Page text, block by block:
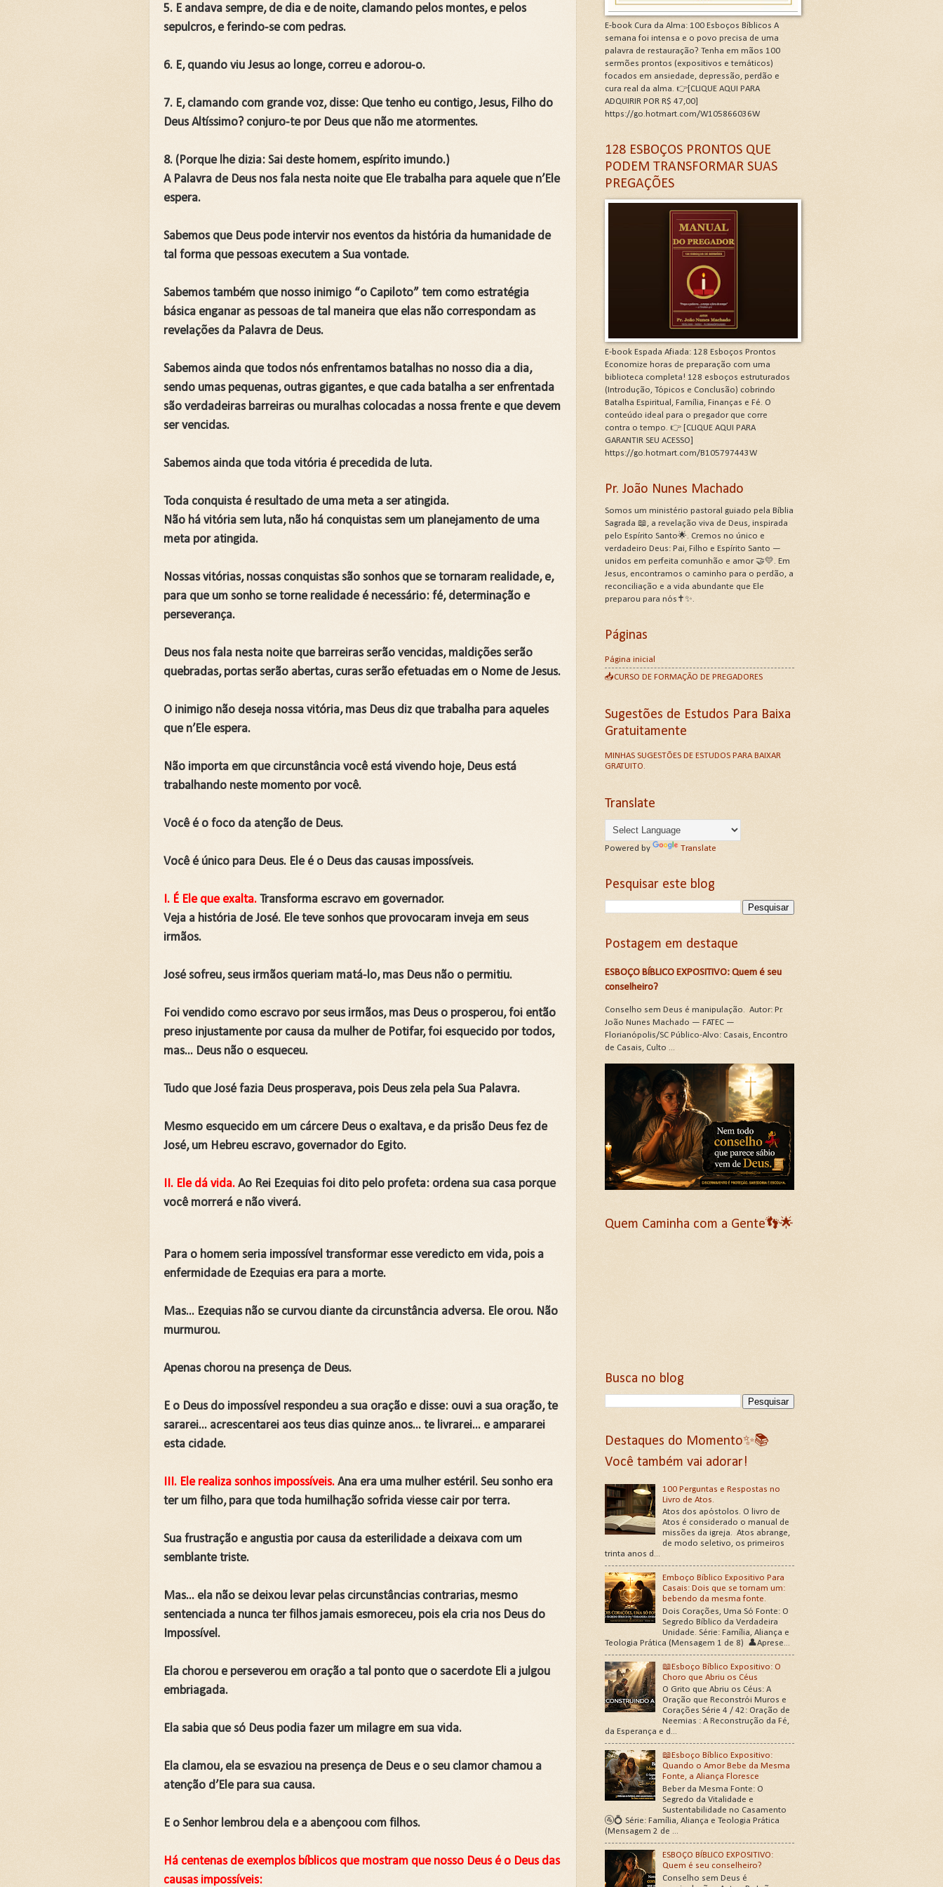
🌧️PRIMEIRA CAMPANHA: Caminhos de Gratidão e Renovação.Clique na letra G
🛡️CAMPANHA: Superando Gigantes da Alma. Clique na letra G
🌧️A IMPORTÂNCIA DA VIDA DA IGREJA PARA A EVANGELIZAÇÃO. Clique na letra G
5. E andava sempre, de dia e de noite, clamando pelos montes, e pelos
sepulcros, e ferindo-se com pedras.
6. E, quando viu Jesus ao longe, correu e adorou-o.
7. E, clamando com grande voz, disse: Que tenho eu contigo, Jesus, Filho do
Deus Altíssimo? conjuro-te por Deus que não me atormentes.
8. (Porque lhe dizia: Sai deste homem, espírito imundo.)
A Palavra de Deus nos fala nesta noite que Ele trabalha para aquele que n’Ele
espera.
Sabemos que Deus pode intervir nos eventos da história da humanidade de
tal forma que pessoas executem a Sua vontade.
Sabemos também que nosso inimigo “o Capiloto” tem como estratégia
básica enganar as pessoas de tal maneira que elas não correspondam as
revelações da Palavra de Deus.
Sabemos ainda que todos nós enfrentamos batalhas no nosso dia a dia,
sendo umas pequenas, outras gigantes, e que cada batalha a ser enfrentada
são verdadeiras barreiras ou muralhas colocadas a nossa frente e que devem
ser vencidas.
Sabemos ainda que toda vitória é precedida de luta.
Toda conquista é resultado de uma meta a ser atingida.
Não há vitória sem luta, não há conquistas sem um planejamento de uma
meta por atingida.
Nossas vitórias, nossas conquistas são sonhos que se tornaram realidade, e,
para que um sonho se torne realidade é necessário: fé, determinação e
perseverança.
Deus nos fala nesta noite que barreiras serão vencidas, maldições serão
quebradas, portas serão abertas, curas serão efetuadas em o Nome de Jesus.
O inimigo não deseja nossa vitória, mas Deus diz que trabalha para aqueles
que n’Ele espera.
Não importa em que circunstância você está vivendo hoje, Deus está
trabalhando neste momento por você.
Você é o foco da atenção de Deus.
Você é único para Deus. Ele é o Deus das causas impossíveis.
I. É Ele que exalta. Transforma escravo em governador.
Veja a história de José. Ele teve sonhos que provocaram inveja em seus
irmãos.
José sofreu, seus irmãos queriam matá-lo, mas Deus não o permitiu.
Foi vendido como escravo por seus irmãos, mas Deus o prosperou, foi então
preso injustamente por causa da mulher de Potifar, foi esquecido por todos,
mas... Deus não o esqueceu.
Tudo que José fazia Deus prosperava, pois Deus zela pela Sua Palavra.
Mesmo esquecido em um cárcere Deus o exaltava, e da prisão Deus fez de
José, um Hebreu escravo, governador do Egito.
II. Ele dá vida. Ao Rei Ezequias foi dito pelo profeta: ordena sua casa porque
você morrerá e não viverá.
Para o homem seria impossível transformar esse veredicto em vida, pois a
enfermidade de Ezequias era para a morte.
Mas... Ezequias não se curvou diante da circunstância adversa. Ele orou. Não
murmurou.
Apenas chorou na presença de Deus.
E o Deus do impossível respondeu a sua oração e disse: ouvi a sua oração, te
sararei... acrescentarei aos teus dias quinze anos... te livrarei... e ampararei
esta cidade.
III. Ele realiza sonhos impossíveis. Ana era uma mulher estéril. Seu sonho era
ter um filho, para que toda humilhação sofrida viesse cair por terra.
Sua frustração e angustia por causa da esterilidade a deixava com um
semblante triste.
Mas... ela não se deixou levar pelas circunstâncias contrarias, mesmo
sentenciada a nunca ter filhos jamais esmoreceu, pois ela cria nos Deus do
Impossível.
Ela chorou e perseverou em oração a tal ponto que o sacerdote Eli a julgou
embriagada.
Ela sabia que só Deus podia fazer um milagre em sua vida.
Ela clamou, ela se esvaziou na presença de Deus e o seu clamor chamou a
atenção d’Ele para sua causa.
E o Senhor lembrou dela e a abençoou com filhos.
Há centenas de exemplos bíblicos que mostram que nosso Deus é o Deus das
causas impossíveis:
E-book Cura da Alma: 100 Esboços Bíblicos A
semana foi intensa e o povo precisa de uma
palavra de restauração? Tenha em mãos 100
sermões prontos (expositivos e temáticos)
focados em ansiedade, depressão, perdão e
cura real da alma. 👉[CLIQUE AQUI PARA
ADQUIRIR POR R$ 47,00]
https://go.hotmart.com/W105866036W
128 ESBOÇOS PRONTOS QUE
PODEM TRANSFORMAR SUAS
PREGAÇÕES
E-book Espada Afiada: 128 Esboços Prontos
Economize horas de preparação com uma
biblioteca completa! 128 esboços estruturados
(Introdução, Tópicos e Conclusão) cobrindo
Batalha Espiritual, Família, Finanças e Fé. O
conteúdo ideal para o pregador que corre
contra o tempo. 👉 [CLIQUE AQUI PARA
GARANTIR SEU ACESSO]
https://go.hotmart.com/B105797443W
Pr. João Nunes Machado
Somos um ministério pastoral guiado pela Bíblia
Sagrada 📖, a revelação viva de Deus, inspirada
pelo Espírito Santo🌟. Cremos no único e
verdadeiro Deus: Pai, Filho e Espírito Santo —
unidos em perfeita comunhão e amor 🤝💛. Em
Jesus, encontramos o caminho para o perdão, a
reconciliação e a vida abundante que Ele
preparou para nós✝️✨.
Páginas
Página inicial
📥CURSO DE FORMAÇÃO DE PREGADORES
Sugestões de Estudos Para Baixa
Gratuitamente
MINHAS SUGESTÕES DE ESTUDOS PARA BAIXAR
GRATUITO.
Translate
Powered by Translate
Pesquisar este blog
Postagem em destaque
ESBOÇO BÍBLICO EXPOSITIVO: Quem é seu
conselheiro?
Conselho sem Deus é manipulação. Autor: Pr.
João Nunes Machado — FATEC —
Florianópolis/SC Público-Alvo: Casais, Encontro
de Casais, Culto ...
Quem Caminha com a Gente👣🌟
Busca no blog
Destaques do Momento✨📚
Você também vai adorar!
100 Perguntas e Respostas no
Livro de Atos.
Atos dos apóstolos. O livro de
Atos é considerado o manual de
missões da igreja. Atos abrange,
de modo seletivo, os primeiros
trinta anos d...
Emboço Bíblico Expositivo Para
Casais: Dois que se tornam um:
bebendo da mesma fonte.
Dois Corações, Uma Só Fonte: O
Segredo Bíblico da Verdadeira
Unidade. Série: Família, Aliança e
Teologia Prática (Mensagem 1 de 8) 👤Aprese...
📖Esboço Bíblico Expositivo: O
Choro que Abriu os Céus
O Grito que Abriu os Céus: A
Oração que Reconstrói Muros e
Corações Série 4 / 42: Oração de
Neemias : A Reconstrução da Fé,
da Esperança e d...
📖Esboço Bíblico Expositivo:
Quando o Amor Bebe da Mesma
Fonte, a Aliança Floresce
Beber da Mesma Fonte: O
Segredo da Vitalidade e
Sustentabilidade no Casamento
🚰💍 Série: Família, Aliança e Teologia Prática
(Mensagem 2 de ...
ESBOÇO BÍBLICO EXPOSITIVO:
Quem é seu conselheiro?
Conselho sem Deus é